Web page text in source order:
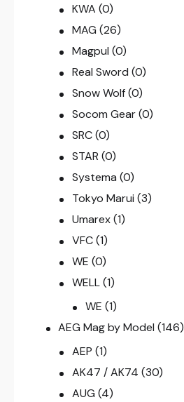
KWA (0)
MAG (26)
Magpul (0)
Real Sword (0)
Snow Wolf (0)
Socom Gear (0)
SRC (0)
STAR (0)
Systema (0)
Tokyo Marui (3)
Umarex (1)
VFC (1)
WE (0)
WELL (1)
WE (1)
AEG Mag by Model (146)
AEP (1)
AK47 / AK74 (30)
AUG (4)